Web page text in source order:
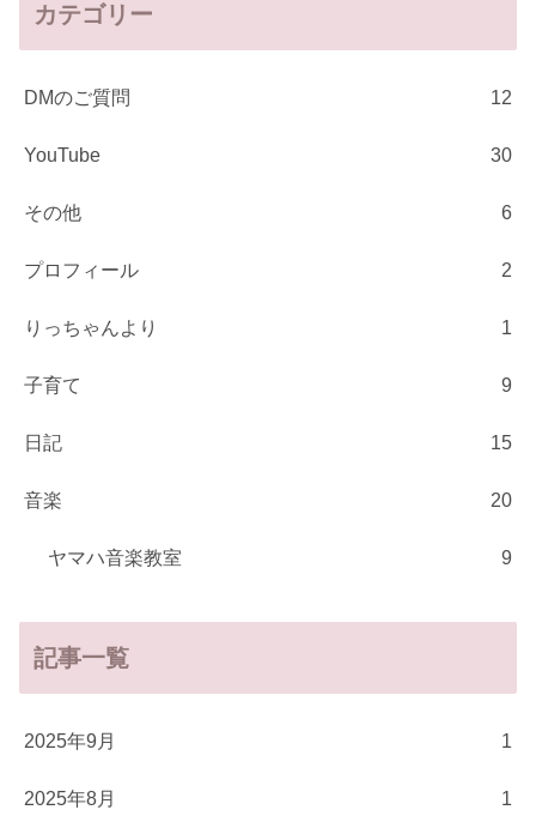
カテゴリー
DMのご質問 12
YouTube 30
その他 6
プロフィール 2
りっちゃんより 1
子育て 9
日記 15
音楽 20
ヤマハ音楽教室 9
記事一覧
2025年9月 1
2025年8月 1